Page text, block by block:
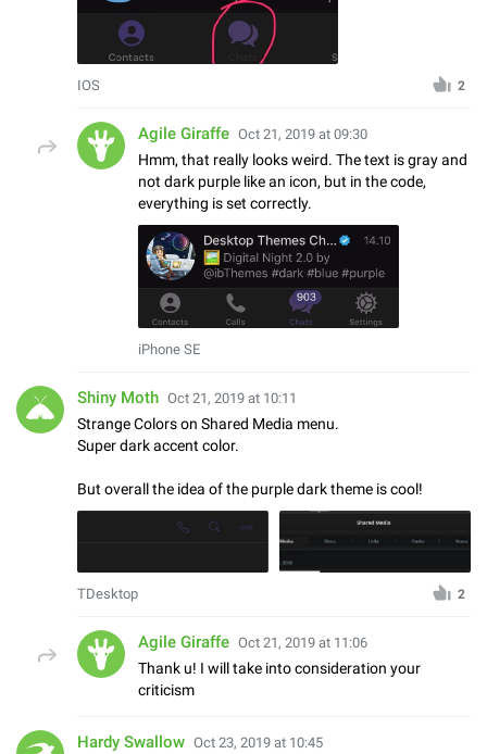
IOS 2
Agile Giraffe Oct 21, 2019 at 09:30
Hmm, that really looks weird. The text is gray and
not dark purple like an icon, but in the code,
everything is set correctly.
iPhone SE
Shiny Moth Oct 21, 2019 at 10:11
Strange Colors on Shared Media menu.
Super dark accent color.
But overall the idea of the purple dark theme is cool!
TDesktop 2
Agile Giraffe Oct 21, 2019 at 11:06
Thank u! I will take into consideration your
criticism
Hardy Swallow Oct 23, 2019 at 10:45